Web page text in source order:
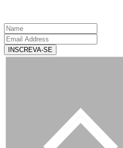
INSCREVA-SE